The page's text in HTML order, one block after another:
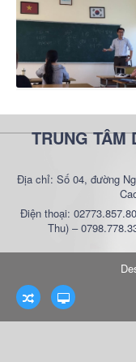
TRUNG TÂM
Địa chỉ: Số 04, đường
Điện thoại:
Thu) –